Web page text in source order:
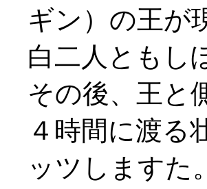
ギン）の王が
白二人ともし
その後、王と
４時間に渡る
ッツしますた。